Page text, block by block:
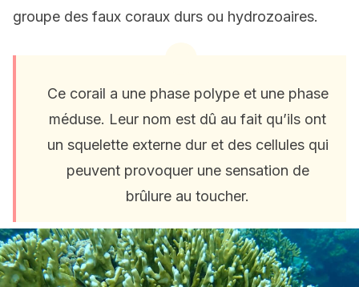
groupe des faux coraux durs ou hydrozoaires.
Ce corail a une phase polype et une phase
méduse. Leur nom est dû au fait qu’ils ont
un squelette externe dur et des cellules qui
peuvent provoquer une sensation de
brûlure au toucher.